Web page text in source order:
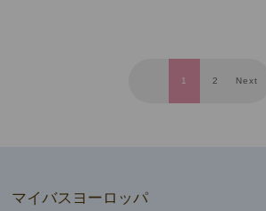
1 2 Next
マイバスヨーロッパ